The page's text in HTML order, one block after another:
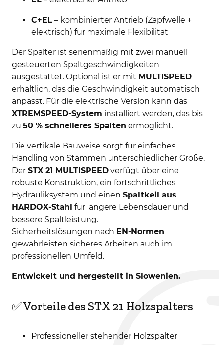
C+EL– kombinierter Antrieb (Zapfwelle +
elektrisch) für maximale Flexibilität
Der Spalter ist serienmäßig mit zwei manuell
gesteuerten Spaltgeschwindigkeiten
ausgestattet. Optional ist er mit MULTISPEED
erhältlich, das die Geschwindigkeit automatisch
anpasst. Für die elektrische Version kann das
XTREMSPEED-System installiert werden, das bis
zu 50 % schnelleres Spalten ermöglicht.
Die vertikale Bauweise sorgt für einfaches
Handling von Stämmen unterschiedlicher Größe.
Der STX 21 MULTISPEEDverfügt über eine
robuste Konstruktion, ein fortschrittliches
Hydrauliksystem und einen Spaltkeil aus
HARDOX-Stahl für längere Lebensdauer und
bessere Spaltleistung.
Sicherheitslösungen nach EN-Normen
gewährleisten sicheres Arbeiten auch im
professionellen Umfeld.
Entwickelt und hergestellt in Slowenien.
✅ Vorteile des STX 21 Holzspalters
Professioneller stehender Holzspalter